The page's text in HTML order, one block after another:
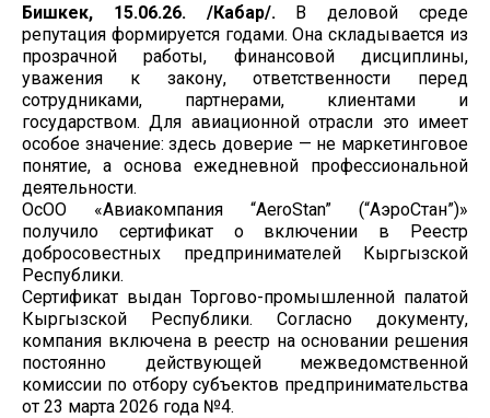
Бишкек, 15.06.26. /Кабар/. В деловой среде
репутация формируется годами. Она складывается из
прозрачной работы, финансовой дисциплины,
уважения к закону, ответственности перед
сотрудниками, партнерами, клиентами и
государством. Для авиационной отрасли это имеет
особое значение: здесь доверие — не маркетинговое
понятие, а основа ежедневной профессиональной
деятельности.
ОсОО «Авиакомпания “AeroStan” (“АэроСтан”)»
получило сертификат о включении в Реестр
добросовестных предпринимателей Кыргызской
Республики.
Сертификат выдан Торгово-промышленной палатой
Кыргызской Республики. Согласно документу,
компания включена в реестр на основании решения
постоянно действующей межведомственной
комиссии по отбору субъектов предпринимательства
от 23 марта 2026 года №4.